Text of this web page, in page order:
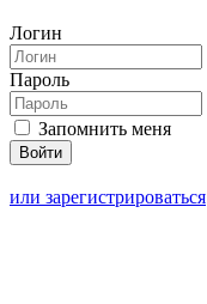
Логин
Пароль
Запомнить меня
или зарегистрироваться